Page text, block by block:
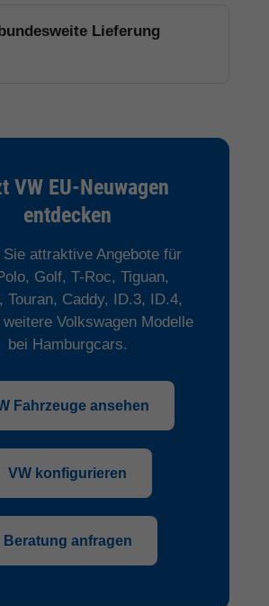
Lieferung
VW EU-Neuwagen
entdecken
Sie attraktive Angebote für
Golf, T-Roc, Tiguan,
Touran, Caddy, ID.3, ID.4,
Volkswagen Modelle
bei Hamburgcars.
Fahrzeuge ansehen
VW konfigurieren
Beratung anfragen